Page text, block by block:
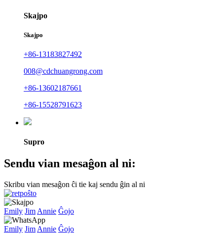
Skajpo
Skajpo
+86-13183827492
008@cdchuangrong.com
+86-13602187661
+86-15528791623
Supro
Sendu vian mesaĝon al ni:
Skribu vian mesaĝon ĉi tie kaj sendu ĝin al ni
Emily Jim Annie Ĝojo
Emily Jim Annie Ĝojo